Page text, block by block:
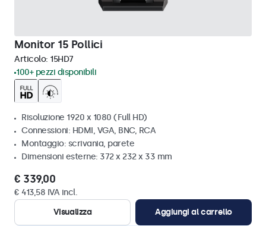
Monitor 15 Pollici
Articolo: 15HD7
100+ pezzi disponibili
Risoluzione 1920 x 1080 (Full HD)
Connessioni: HDMI, VGA, BNC, RCA
Montaggio: scrivania, parete
Dimensioni esterne: 372 x 232 x 33 mm
€ 339,00
€ 413,58 IVA incl.
Visualizza
Aggiungi al carrello